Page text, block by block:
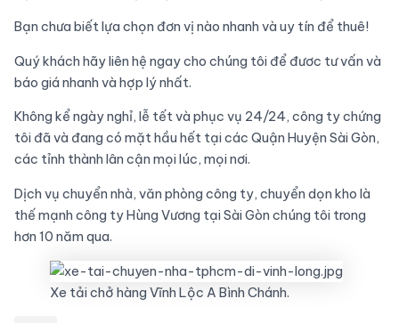
Bạn chưa biết lựa chọn đơn vị nào nhanh và uy tín để thuê!
Quý khách hãy liên hệ ngay cho chúng tôi để đươc tư vấn và
báo giá nhanh và hợp lý nhất.
Không kể ngày nghỉ, lễ tết và phục vụ 24/24, công ty chứng
tôi đã và đang có mặt hầu hết tại các Quận Huyện Sài Gòn,
các tỉnh thành lân cận mọi lúc, mọi nơi.
Dịch vụ chuyển nhà, văn phòng công ty, chuyển dọn kho là
thế mạnh công ty Hùng Vương tại Sài Gòn chúng tôi trong
hơn 10 năm qua.
Xe tải chở hàng Vĩnh Lộc A Bình Chánh.